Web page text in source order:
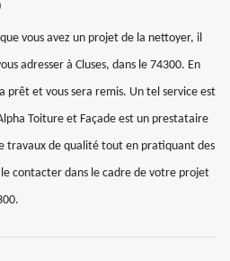
vous avez un projet de la nettoyer, il
adresser à Cluses, dans le 74300. En
prêt et vous sera remis. Un tel service est
Toiture et Façade est un prestataire
travaux de qualité tout en pratiquant des
contacter dans le cadre de votre projet